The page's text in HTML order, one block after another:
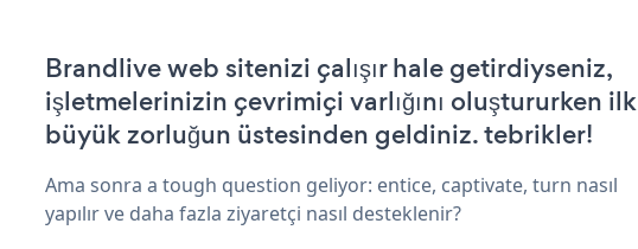
Brandlive web sitenizi çalışır hale getirdiyseniz,
işletmelerinizin çevrimiçi varlığını oluştururken ilk
büyük zorluğun üstesinden geldiniz. tebrikler!
Ama sonra a tough question geliyor: entice, captivate, turn nasıl
yapılır ve daha fazla ziyaretçi nasıl desteklenir?